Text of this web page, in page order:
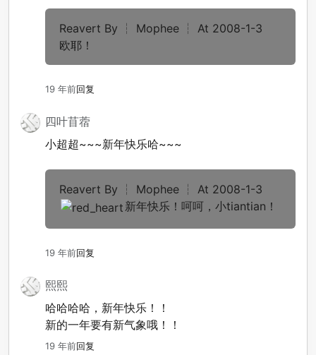
Reavert By ┆ Mophee ┆ At 2008-1-3
欧耶！
19 年前回复
四叶苜蓿
小超超~~~新年快乐哈~~~
Reavert By ┆ Mophee ┆ At 2008-1-3
新年快乐！呵呵，小tiantian！
19 年前回复
熙熙
哈哈哈哈，新年快乐！！
新的一年要有新气象哦！！
19 年前回复